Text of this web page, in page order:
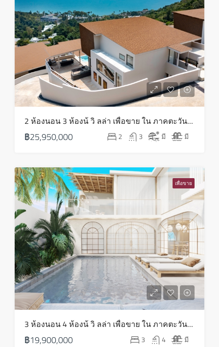
เสาร์
15
ส.ค.
อาทิตย์
16
ส.ค.
17
ส.ค.
อังคาร
18
ส.ค.
พุธ
19
ส.ค.
พฤหัส
20
ส.ค.
ศุกร์
2 ห้องนอน 3 ห้องน้ วิ ลล่า เพื่อขาย ใน ภาคตะวันออกเฉียงเหนือ – HS0819
฿25,950,000 2 3 มี มี
เพื่อขาย
3 ห้องนอน 4 ห้องน้ วิ ลล่า เพื่อขาย ใน ภาคตะวันออกเฉียงเหนือ – HS0818
฿19,900,000 3 4 มี